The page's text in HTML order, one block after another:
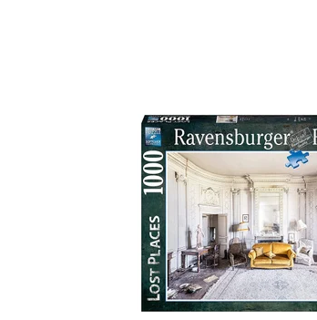
Dostupnost: Skladem>3
9894
Značka:
RAVENSBURGER